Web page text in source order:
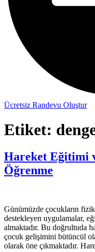
Ücretsiz Randevu Oluştur
Etiket:
Hareket Eğitimi
Öğrenme
Günümüzde çocukların
destekleyen uygulamalar,
almaktadır. Bu doğrultuda
çocuk gelişimini bütüncül
olarak öne çıkmaktadır.